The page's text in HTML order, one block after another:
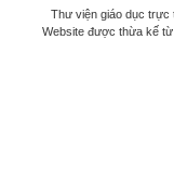
Thư viện giáo dục trực
Website được thừa kế